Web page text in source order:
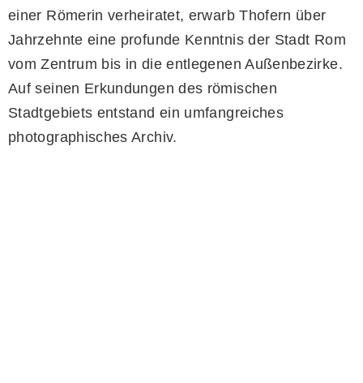
einer Römerin verheiratet, erwarb Thofern über
Jahrzehnte eine profunde Kenntnis der Stadt Rom
vom Zentrum bis in die entlegenen Außenbezirke.
Auf seinen Erkundungen des römischen
Stadtgebiets entstand ein umfangreiches
photographisches Archiv.